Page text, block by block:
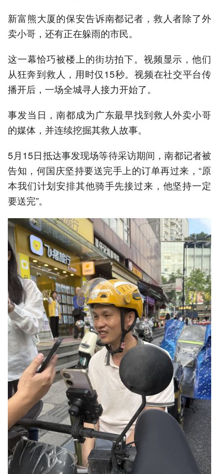
新富熊大厦的保安告诉南都记者，救人者除了外
卖小哥，还有正在躲雨的市民。
这一幕恰巧被楼上的街坊拍下。视频显示，他们
从狂奔到救人，用时仅15秒。视频在社交平台传
播开后，一场全城寻人接力开始了。
事发当日，南都成为广东最早找到救人外卖小哥
的媒体，并连续挖掘其救人故事。
5月15日抵达事发现场等待采访期间，南都记者被
告知，何国庆坚持要送完手上的订单再过来，“原
本我们计划安排其他骑手先接过来，他坚持一定
要送完”。